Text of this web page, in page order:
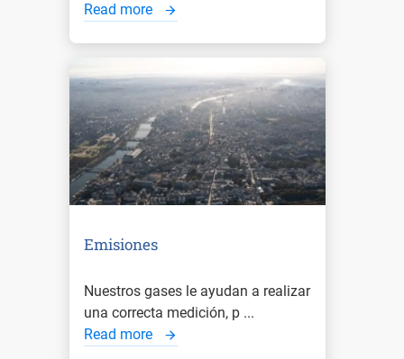
Read more
Emisiones
Nuestros gases le ayudan a realizar
una correcta medición, p ...
Read more